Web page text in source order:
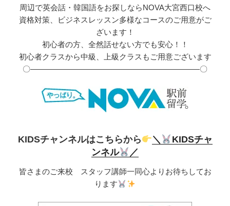
周辺で英会話・韓国語をお探しならNOVA大宮西口校へ
資格対策、ビジネスレッスン多様なコースのご用意がご
ざいます！
初心者の方、全然話せない方でも安心！！
初心者クラスから中級、上級クラスもご用意ございます
〇――――――――――――――――――――――〇
KIDSチャンネルはこちらから ＼
KIDSチャ
ンネル
／
皆さまのご来校 スタッフ講師一同心よりお待ちしてお
ります